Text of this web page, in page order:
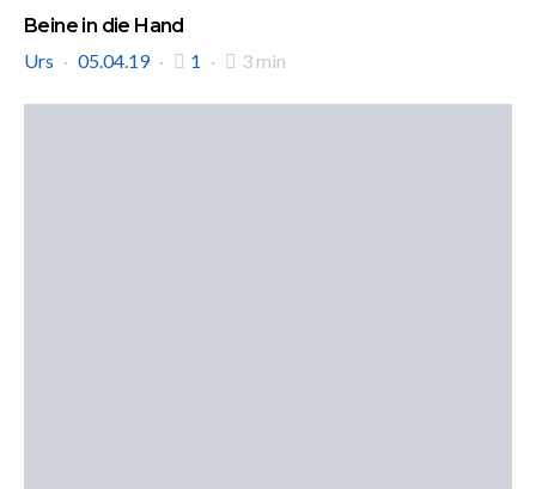
Beine in die Hand
Urs
05.04.19 1 3 min